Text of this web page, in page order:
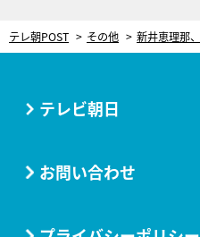
テレ朝POST その他
テレビ朝日
お問い合わせ